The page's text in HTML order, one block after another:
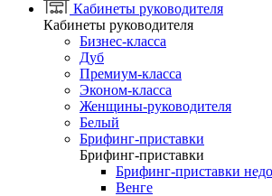
Кабинеты руководителя
Кабинеты руководителя
Бизнес-класса
Дуб
Премиум-класса
Эконом-класса
Женщины-руководителя
Белый
Брифинг-приставки
Брифинг-приставки
Брифинг-приставки
Венге